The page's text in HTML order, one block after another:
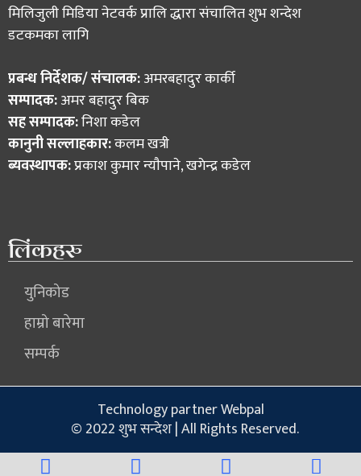
मिलिजुली मिडिया नेटवर्क प्रालि द्धारा संचालित शुभ शन्देश
डटकमका लागि
प्रबन्ध निर्देशक/ संचालक:अमरबहादुर कार्की
सम्पादक:अमर बहादुर बिक
सह सम्पादक:निशा कडेल
कानुनी सल्लाहकार:कलम खत्री
ब्यवस्थापक:प्रकाश कुमार न्याैपाने, खगेन्द्र कडेल
लिंकहरु
युनिकोड
हाम्रो बारेमा
सम्पर्क
© 2022 शुभ सन्देश | All Rights Reserved.
Technology partner Webpal